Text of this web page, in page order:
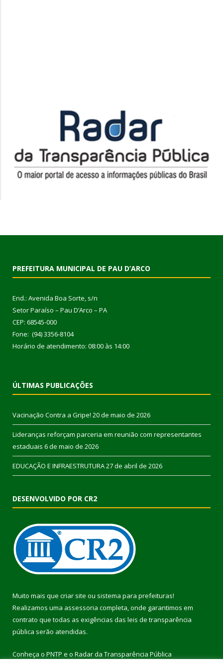
PREFEITURA MUNICIPAL DE PAU D’ARCO
End.: Avenida Boa Sorte, s/n
Setor Paraíso – Pau D’Arco – PA
CEP: 68545-000
Fone: (94) 3356-8104
Horário de atendimento: 08:00 às 14:00
ÚLTIMAS PUBLICAÇÕES
Vacinação Contra a Gripe! 20 de maio de 2026
Lideranças reforçam parceria em reunião com representantes
estaduais 6 de maio de 2026
EDUCAÇÃO E INFRAESTRUTURA27 de abril de 2026
DESENVOLVIDO POR CR2
Muito mais que criar site ou sistema para prefeituras!
Realizamos uma assessoria completa, onde garantimos em
contrato que todas as exigências das leis de transparência
pública serão atendidas.
Conheça o PNTP e o Radar da Transparência Pública